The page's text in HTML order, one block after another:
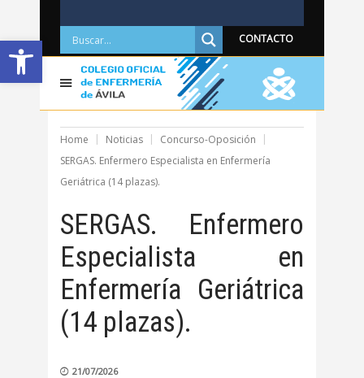
Abrir barra de herramientas CONTACTO
Home Noticias
Concurso-Oposición
SERGAS. Enfermero Especialista en Enfermería
Geriátrica (14 plazas).
SERGAS. Enfermero
Especialista en
Enfermería Geriátrica
(14 plazas).
21/07/2026